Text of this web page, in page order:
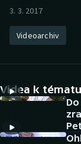
Atletika
DALŠÍ SPORTY
Americký
3. 3. 2017
Videoarchiv
Videa k tématu